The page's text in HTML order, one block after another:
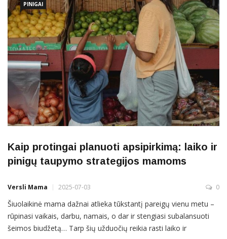
PINIGAI
Kaip protingai planuoti apsipirkimą: laiko ir
pinigų taupymo strategijos mamoms
Versli Mama 2025-07-03 0
Šiuolaikinė mama dažnai atlieka tūkstantį pareigų vienu metu –
rūpinasi vaikais, darbu, namais, o dar ir stengiasi subalansuoti
šeimos biudžetą… Tarp šių užduočių reikia rasti laiko ir